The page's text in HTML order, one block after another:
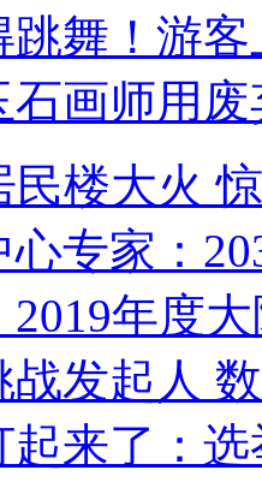
舞！游客
石画师用
民楼大火
专家：
年度
发起人
来了：